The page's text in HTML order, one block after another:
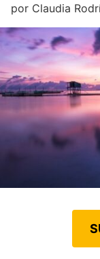
por Claudia